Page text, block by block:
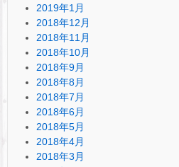
2019年1月
2018年12月
2018年11月
2018年10月
2018年9月
2018年8月
2018年7月
2018年6月
2018年5月
2018年4月
2018年3月